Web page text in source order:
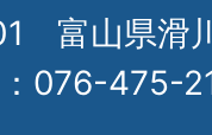
富山県滑
076-475-